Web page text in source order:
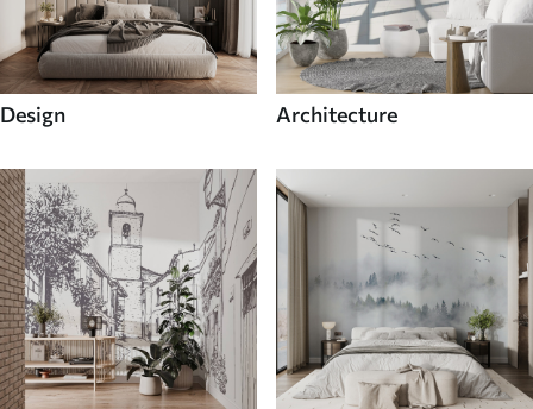
Design Architecture